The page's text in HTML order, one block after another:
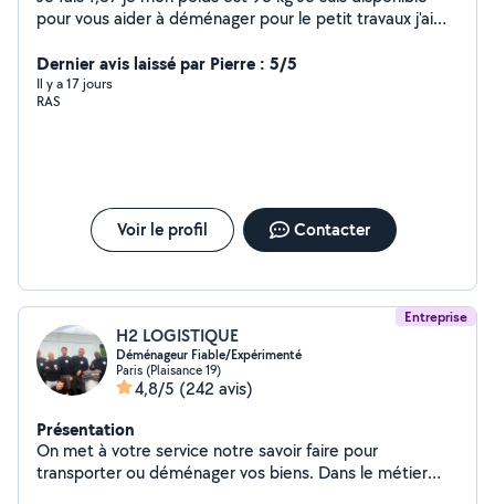
pour vous aider à déménager pour le petit travaux j'ai
à me contacter merci
Dernier avis laissé par Pierre : 5/5
Il y a 17 jours
RAS
Voir le profil Contacter
Entreprise
H2 LOGISTIQUE
Déménageur Fiable/Expérimenté
Paris (Plaisance 19)
4,8/5 (242 avis)
Présentation
On met à votre service notre savoir faire pour
transporter ou déménager vos biens. Dans le métier